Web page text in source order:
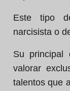
Este tipo
narcisista o
Su principal
valorar
talentos que